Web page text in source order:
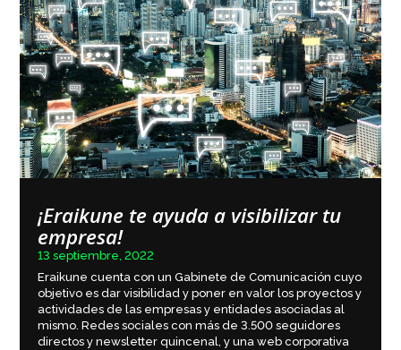
¡Eraikune te ayuda a visibilizar tu
empresa!
13 septiembre, 2022
Eraikune cuenta con un Gabinete de Comunicación cuyo
objetivo es dar visibilidad y poner en valor los proyectos y
actividades de las empresas y entidades asociadas al
mismo. Redes sociales con más de 3.500 seguidores
directos y newsletter quincenal, y una web corporativa